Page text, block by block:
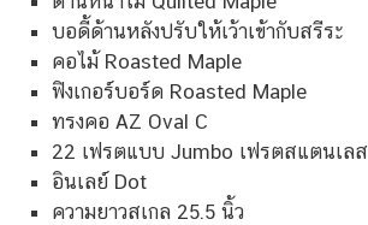
บอดี้ด้านหลังปรับให้เว้าเข้ากับสรีระ
คอไม้ Roasted Maple
ฟิงเกอร์บอร์ด Roasted Maple
ทรงคอ AZ Oval C
22 เฟรตแบบ Jumbo เฟรตสแตนเลส
อินเลย์ Dot
ความยาวสเกล 25.5 นิ้ว